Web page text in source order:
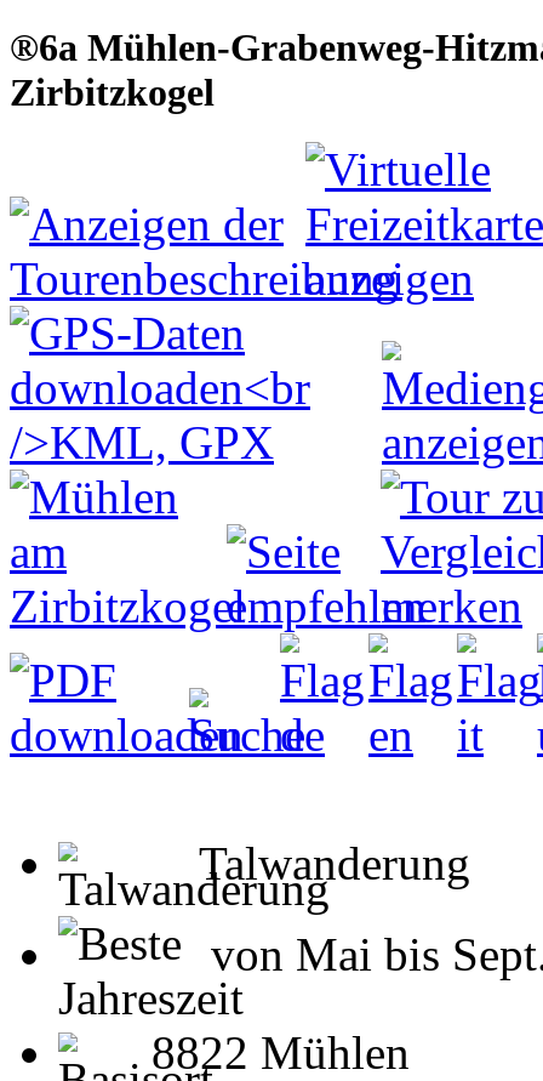
®6a Mühlen-Grabenweg-
Zirbitzkogel
Talwanderung
von Mai bis
8822 Mühlen